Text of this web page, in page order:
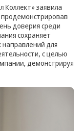
Коллект» заявила
доверия среди
сохраняет
для
с целью
демонстрируя